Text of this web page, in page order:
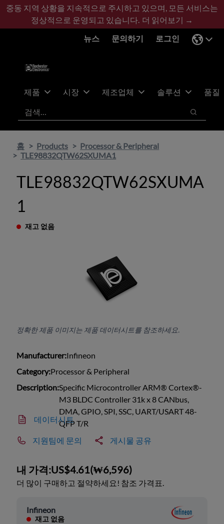
기
콘
바
글
중동 지역 상황을 지속적으로 주시하고 있으며, 모든 서비스는
정상적으로 운영되고 있습니다. 더 읽어보기 →
뉴스
문의하기 로그인
제품 시장 제조업체 솔루션
품질
검색
검색
홈 Products
Processor & Peripheral
TLE98832QTW62SXUMA1
TLE98832QTW62SXUMA
1
재고 없음
정확한 제품 이미지는 제품 데이터시트를 참조하세요.
Manufacturer:Infineon
Category:Processor & Peripheral
Description:Specific Microcontroller ARM® Cortex®-
M3 BLDC Controller 31k x 8 CANbus,
DMA, GPIO, SPI, SSC, UART/USART 48-
QFP T/R
데이터시트
지원팀에 문의 게시물 공유
내 가격:US$4.61(₩6,596)
더 많이 구매하고 절약하세요! 참조 가격표.
Infineon
재고 없음